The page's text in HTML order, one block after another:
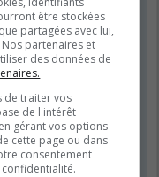
modifier un de vos
parfois dans une
ait été publié. Si
un petit texte situé
de fois que vous
de la modification.
d’une modification
bien qu’ils
leur
normaux ne
être stockées
partagées avec lui,
partenaires et
des données de
de traiter vos
de l'intérêt
gérant vos options
cette page ou dans
consentement